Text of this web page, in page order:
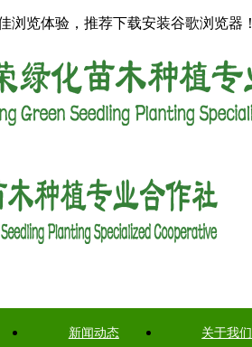
览体验，推荐下载安装谷歌浏览器！
新闻动态 关于我们